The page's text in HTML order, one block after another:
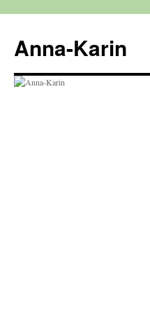
innehåll
Anna-Karin